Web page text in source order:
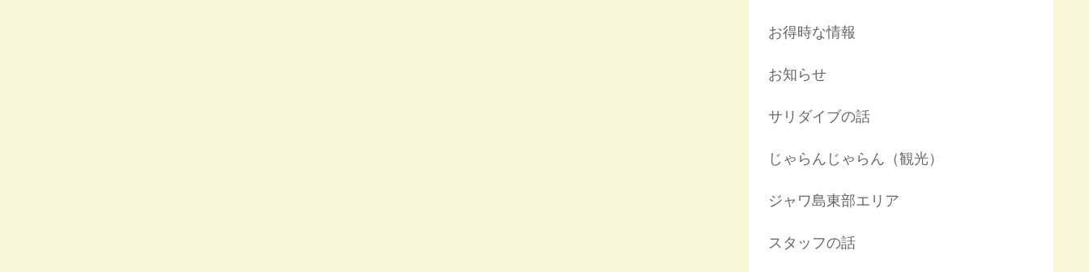
お得時な情報
お知らせ
サリダイブの話
じゃらんじゃらん（観光）
ジャワ島東部エリア
スタッフの話